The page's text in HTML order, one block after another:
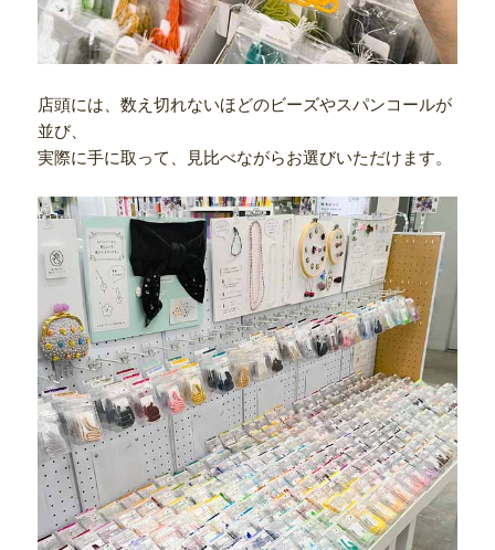
店頭には、数え切れないほどのビーズやスパンコールが
並び、
実際に手に取って、見比べながらお選びいただけます。